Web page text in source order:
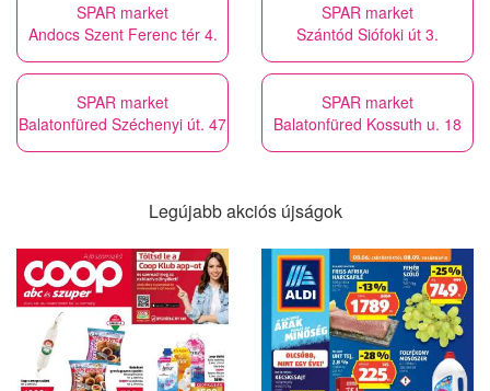
SPAR market
Andocs Szent Ferenc tér 4.
SPAR market
Szántód Siófoki út 3.
SPAR market
Balatonfüred Széchenyi út. 47
SPAR market
Balatonfüred Kossuth u. 18
Legújabb akciós újságok